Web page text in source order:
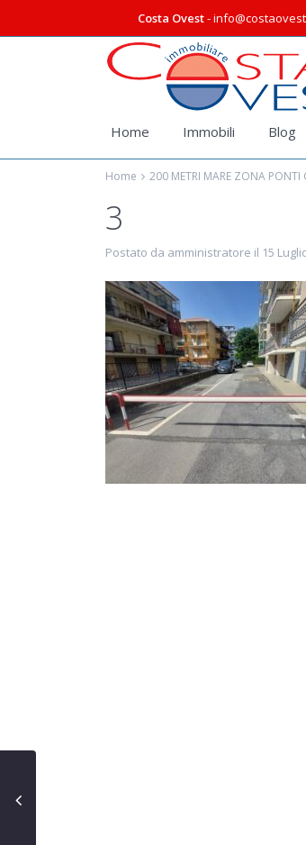
Costa Ovest-
Home Immobili Blog
Home 200 METRI MARE ZONA PONTI
3
Postato da amministratore il 15